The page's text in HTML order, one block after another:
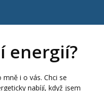
energií?
i o vás. Chci se
nabíjí, když jsem